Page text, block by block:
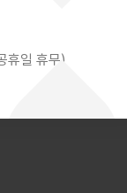
일 휴무)